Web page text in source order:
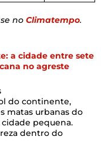
no Climatempo.
a cidade entre sete
no agreste
do continente,
matas urbanas do
pequena.
dentro do